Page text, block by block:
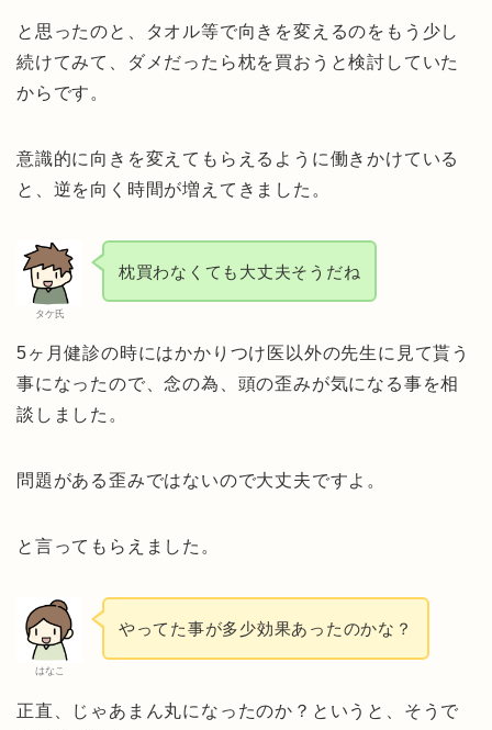
と思ったのと、タオル等で向きを変えるのをもう少し
続けてみて、ダメだったら枕を買おうと検討していた
からです。
意識的に向きを変えてもらえるように働きかけている
と、逆を向く時間が増えてきました。
タケ氏
枕買わなくても大丈夫そうだね
5ヶ月健診の時にはかかりつけ医以外の先生に見て貰う
事になったので、念の為、頭の歪みが気になる事を相
談しました。
問題がある歪みではないので大丈夫ですよ。
と言ってもらえました。
はなこ
やってた事が多少効果あったのかな？
正直、じゃあまん丸になったのか？というと、そうで